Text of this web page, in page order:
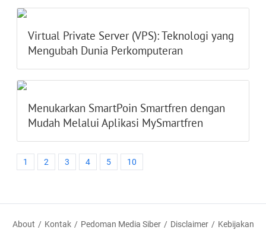
Virtual Private Server (VPS): Teknologi yang
Mengubah Dunia Perkomputeran
Menukarkan SmartPoin Smartfren dengan
Mudah Melalui Aplikasi MySmartfren
1 2 3 4 5 10
About Kontak Pedoman Media Siber Disclaimer Kebijakan